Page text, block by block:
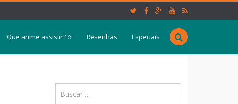
Que anime assistir? ⭐ Resenhas Especiais